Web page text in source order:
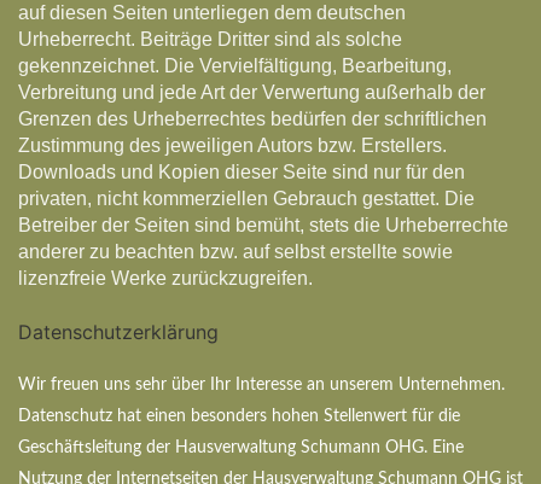
auf diesen Seiten unterliegen dem deutschen
Urheberrecht. Beiträge Dritter sind als solche
gekennzeichnet. Die Vervielfältigung, Bearbeitung,
Verbreitung und jede Art der Verwertung außerhalb der
Grenzen des Urheberrechtes bedürfen der schriftlichen
Zustimmung des jeweiligen Autors bzw. Erstellers.
Downloads und Kopien dieser Seite sind nur für den
privaten, nicht kommerziellen Gebrauch gestattet. Die
Betreiber der Seiten sind bemüht, stets die Urheberrechte
anderer zu beachten bzw. auf selbst erstellte sowie
lizenzfreie Werke zurückzugreifen.
Datenschutzerklärung
Wir freuen uns sehr über Ihr Interesse an unserem Unternehmen.
Datenschutz hat einen besonders hohen Stellenwert für die
Geschäftsleitung der Hausverwaltung Schumann OHG. Eine
Nutzung der Internetseiten der Hausverwaltung Schumann OHG ist